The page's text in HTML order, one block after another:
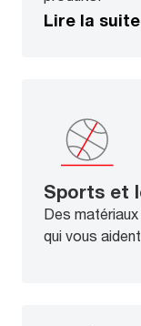
Lire la suite
Sports et
Des
qui vous